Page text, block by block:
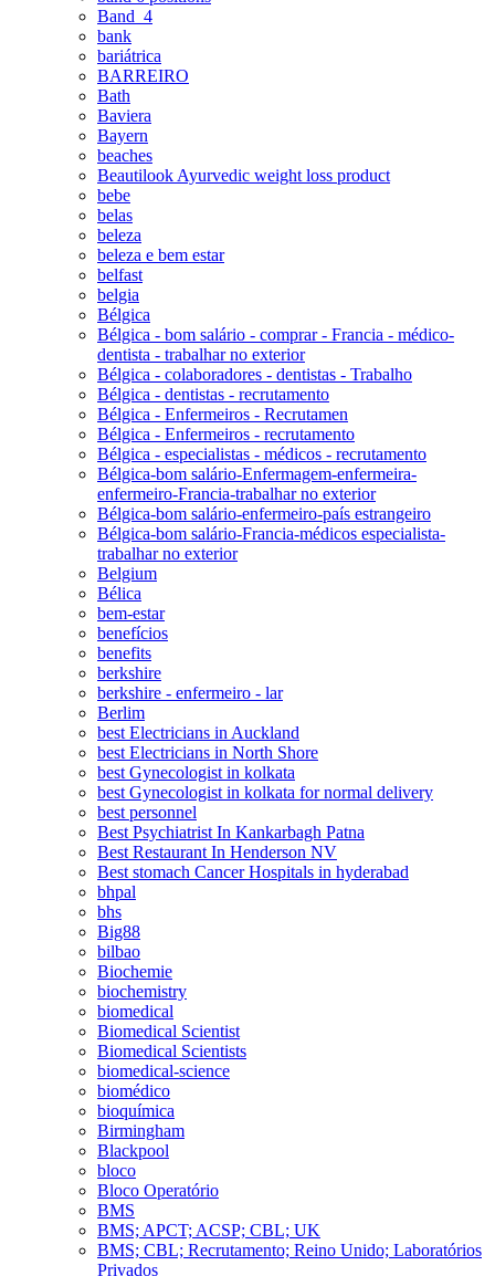
Band_4
bank
bariátrica
BARREIRO
Bath
Baviera
Bayern
beaches
Beautilook Ayurvedic weight loss product
bebe
belas
beleza
beleza e bem estar
belfast
belgia
Bélgica
Bélgica - bom salário - comprar - Francia - médico-
dentista - trabalhar no exterior
Bélgica - colaboradores - dentistas - Trabalho
Bélgica - dentistas - recrutamento
Bélgica - Enfermeiros - Recrutamen
Bélgica - Enfermeiros - recrutamento
Bélgica - especialistas - médicos - recrutamento
Bélgica-bom salário-Enfermagem-enfermeira-
enfermeiro-Francia-trabalhar no exterior
Bélgica-bom salário-enfermeiro-país estrangeiro
Bélgica-bom salário-Francia-médicos especialista-
trabalhar no exterior
Belgium
Bélica
bem-estar
benefícios
benefits
berkshire
berkshire - enfermeiro - lar
Berlim
best Electricians in Auckland
best Electricians in North Shore
best Gynecologist in kolkata
best Gynecologist in kolkata for normal delivery
best personnel
Best Psychiatrist In Kankarbagh Patna
Best Restaurant In Henderson NV
Best stomach Cancer Hospitals in hyderabad
bhpal
bhs
Big88
bilbao
Biochemie
biochemistry
biomedical
Biomedical Scientist
Biomedical Scientists
biomedical-science
biomédico
bioquímica
Birmingham
Blackpool
bloco
Bloco Operatório
BMS
BMS; APCT; ACSP; CBL; UK
BMS; CBL; Recrutamento; Reino Unido; Laboratórios
Privados